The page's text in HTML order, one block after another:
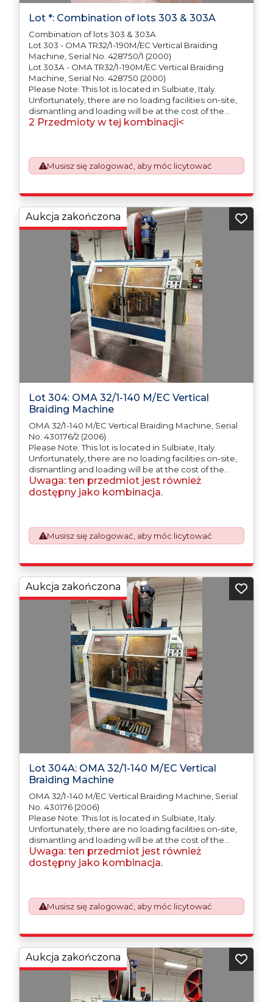
Lot *: Combination of lots 303 & 303A
Combination of lots 303 & 303A
Lot 303 - OMA TR32/1-190M/EC Vertical Braiding
Machine, Serial No. 428750/1 (2000)
Lot 303A - OMA TR32/1-190M/EC Vertical Braiding
Machine, Serial No. 428750 (2000)
Please Note: This lot is located in Sulbiate, Italy.
Unfortunately, there are no loading facilities on-site,
dismantling and loading will be at the cost of the
purchaser. All/Any tooling is being offered as
2 Przedmioty w tej kombinacji<
Musisz się zalogować, aby móc licytować
Lot 304: OMA 32/1-140 M/EC Vertical
Braiding Machine
OMA 32/1-140 M/EC Vertical Braiding Machine, Serial
No. 430176/2 (2006)
Please Note: This lot is located in Sulbiate, Italy.
Unfortunately, there are no loading facilities on-site,
dismantling and loading will be at the cost of the
purchaser. All/Any tooling is being offered as
specifically described.
Aukcja zakończona
Uwaga: ten przedmiot jest również
dostępny jako kombinacja.
Musisz się zalogować, aby móc licytować
Lot 304A: OMA 32/1-140 M/EC Vertical
Braiding Machine
OMA 32/1-140 M/EC Vertical Braiding Machine, Serial
No. 430176 (2006)
Please Note: This lot is located in Sulbiate, Italy.
Unfortunately, there are no loading facilities on-site,
dismantling and loading will be at the cost of the
purchaser. All/Any tooling is being offered as
specifically described.
Aukcja zakończona
Uwaga: ten przedmiot jest również
dostępny jako kombinacja.
Musisz się zalogować, aby móc licytować
Aukcja zakończona